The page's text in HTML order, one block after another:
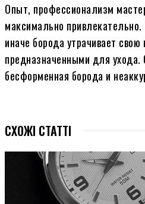
Опыт, профессионализм
максимально
иначе борода утрачивает
предназначенными для
бесформенная борода и
СХОЖІ СТАТТІ